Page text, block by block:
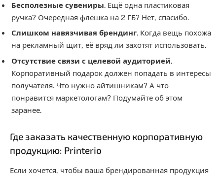
Бесполезные сувениры. Ещё одна пластиковая
ручка? Очередная флешка на 2 ГБ? Нет, спасибо.
Слишком навязчивая брендинг. Когда вещь похожа
на рекламный щит, её вряд ли захотят использовать.
Отсутствие связи с целевой аудиторией.
Корпоративный подарок должен попадать в интересы
получателя. Что нужно айтишникам? А что
понравится маркетологам? Подумайте об этом
заранее.
Где заказать качественную корпоративную
продукцию: Printerio
Если хочется, чтобы ваша брендированная продукция